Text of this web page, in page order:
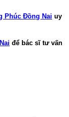
Phúc Đồng Nai uy
để bác sĩ tư vấn